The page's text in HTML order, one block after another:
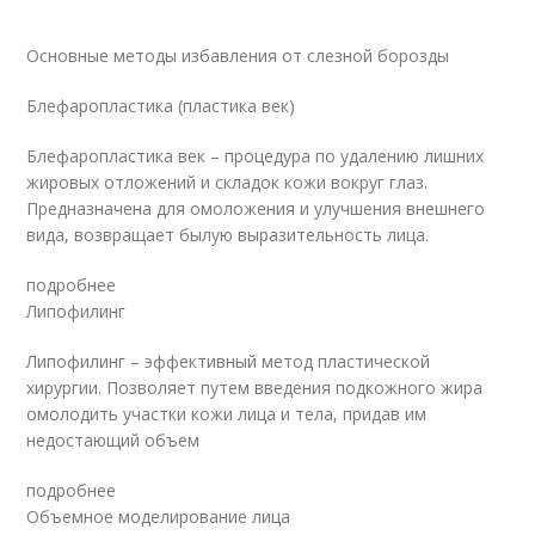
Основные методы избавления от слезной борозды
Блефаропластика (пластика век)
Блефаропластика век – процедура по удалению лишних
жировых отложений и складок кожи вокруг глаз.
Предназначена для омоложения и улучшения внешнего
вида, возвращает былую выразительность лица.
подробнее
Липофилинг
Липофилинг – эффективный метод пластической
хирургии. Позволяет путем введения подкожного жира
омолодить участки кожи лица и тела, придав им
недостающий объем
подробнее
Объемное моделирование лица